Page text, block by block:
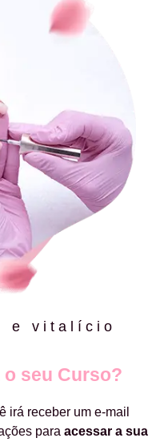
e vitalício
seu Curso?
irá receber um e-mail
para acessar a sua